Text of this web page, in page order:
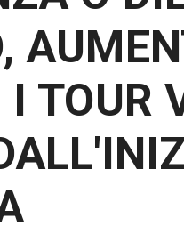
I TOUR